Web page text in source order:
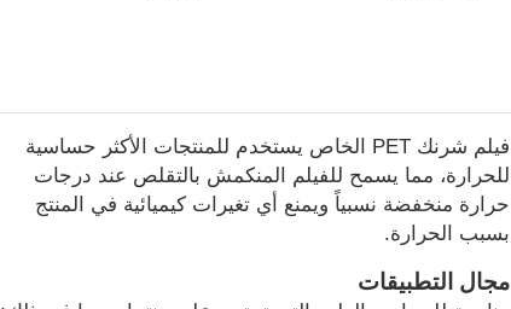
فيلم شرنك PET الخاص يستخدم للمنتجات الأكثر حساسية
للحرارة، مما يسمح للفيلم المنكمش بالتقلص عند درجات
حرارة منخفضة نسبياً ويمنع أي تغيرات كيميائية في المنتج
بسبب الحرارة.
مجال التطبيقات